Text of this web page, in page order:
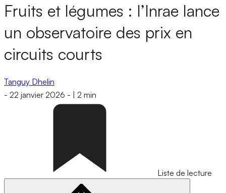
Fruits et légumes : l’Inrae lance
un observatoire des prix en
circuits courts
Tanguy Dhelin
- 22 janvier 2026 - 2 min
Liste de lecture